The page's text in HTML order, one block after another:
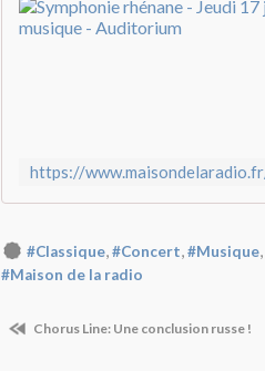
#Classique,#Concert,#Musique,
#Maison de la radio
Chorus Line: Une conclusion russe !